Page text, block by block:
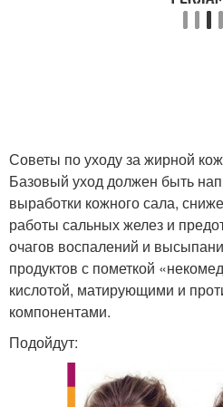
Советы по уходу за жирной
Базовый уход должен быть
выработки кожного сала,
работы сальных желез и
очагов воспалений и
продуктов с пометкой
кислотой, матирующими и
компонентами.
Подойдут: